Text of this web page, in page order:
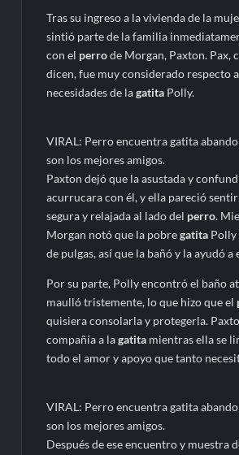
Tras su ingreso a la vivienda de la
sintió parte de la familia
con el perrode Morgan, Paxton. Pax,
dicen, fue muy considerado respecto
necesidades de lagatita Polly.
VIRAL: Perro encuentra gatita
son los mejores amigos.
Paxton dejó que la asustada y
acurrucara con él, y ella pareció
segura y relajada al lado del perro.
Morgan notó que la pobregatita Polly
de pulgas, así que la bañó y la ayudó
Por su parte, Polly encontró el baño
maulló tristemente, lo que hizo que el
quisiera consolarla y protegerla.
compañía a lagatita mientras ella se
todo el amor y apoyo que tanto
VIRAL: Perro encuentra gatita
son los mejores amigos.
Después de ese encuentro y muestra